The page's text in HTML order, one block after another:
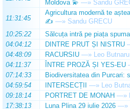
Moldova 💫 —» Sandu
11:31:45
Agricultura modernă te
✍️ —» Sandu GRECU
10:25:22
Sălcuța intră pe piața
04:04:12
DINTRE PRUT ȘI NISTRU
04:48:09
RACURSIU —» Leo Butnaru
04:11:37
ÎNTRE PROZĂ ȘI YES-EU
07:14:33
Biodiversitatea din Purcari:
04:59:54
INTERSECȚII —» Leo
09:18:14
PORTRET DE MONAH —»
17:38:13
Luna Plina 29 iulie 2026 —»